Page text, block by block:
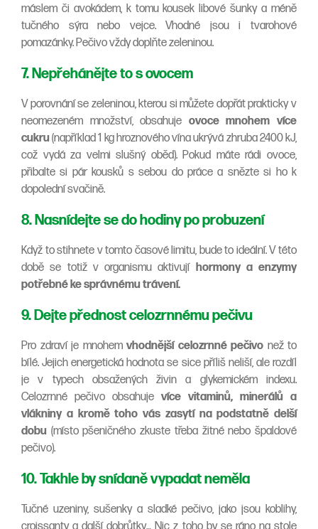
máslem či avokádem, k tomu kousek libové šunky a méně
tučného sýra nebo vejce. Vhodné jsou i tvarohové
pomazánky. Pečivo vždy doplňte zeleninou.
7. Nepřehánějte to s ovocem
V porovnání se zeleninou, kterou si můžete dopřát prakticky v
neomezeném množství, obsahuje ovoce mnohem více
cukru(například 1 kg hroznového vína ukrývá zhruba 2400 kJ,
což vydá za velmi slušný oběd). Pokud máte rádi ovoce,
přibalte si pár kousků s sebou do práce a snězte si ho k
dopolední svačině.
8. Nasnídejte se do hodiny po probuzení
Když to stihnete v tomto časové limitu, bude to ideální. V této
době se totiž v organismu aktivují hormony a enzymy
potřebné ke správnému trávení.
9. Dejte přednost celozrnnému pečivu
Pro zdraví je mnohem vhodnější celozrnné pečivo než to
bílé. Jejich energetická hodnota se sice příliš neliší, ale rozdíl
je v typech obsažených živin a glykemickém indexu.
Celozrnné pečivo obsahuje více vitaminů, minerálů a
vlákniny a kromě toho vás zasytí na podstatně delší
dobu (místo pšeničného zkuste třeba žitné nebo špaldové
pečivo).
10. Takhle by snídaně vypadat neměla
Tučné uzeniny, sušenky a sladké pečivo, jako jsou koblihy,